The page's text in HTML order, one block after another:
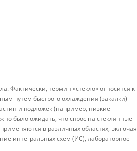
Фактически, термин «стекло» относится к
путем быстрого охлаждения (закалки)
и подложек (например, низкие
было ожидать, что спрос на стеклянные
в различных областях, включая
интегральных схем (ИС), лабораторное